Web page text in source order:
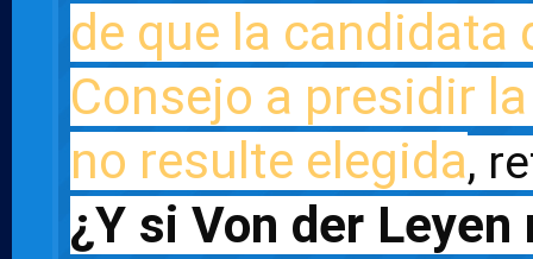
de que la candidata
Consejo a presidir
no resulte elegida
¿Y si Von der Leyen